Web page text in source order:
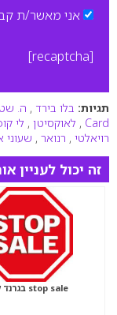
אני מאשר/ת
[recaptcha]
תגיות: בלו בירד , ה.
Card
, לאוקסיטן , לי
רויאלטי , רנואר , שעוני
זה יכול לעניין
stop sale בגרנד קניון